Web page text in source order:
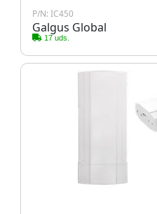
P/N: IC450
Galgus Global
17 uds.